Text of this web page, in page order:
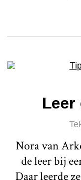
Leer
Nora van
de leer bij
Daar leerde